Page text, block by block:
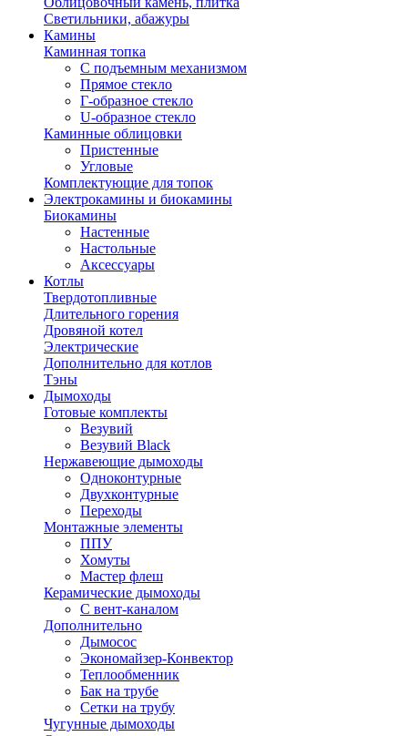
Светильники, абажуры
Камины
Каминная топка
С подъемным механизмом
Прямое стекло
Г-образное стекло
U-образное стекло
Каминные облицовки
Пристенные
Угловые
Комплектующие для топок
Электрокамины и биокамины
Биокамины
Настенные
Настольные
Аксессуары
Котлы
Твердотопливные
Длительного горения
Дровяной котел
Электрические
Дополнительно для котлов
Тэны
Дымоходы
Готовые комплекты
Везувий
Везувий Black
Нержавеющие дымоходы
Одноконтурные
Двухконтурные
Переходы
Монтажные элементы
ППУ
Хомуты
Мастер флеш
Керамические дымоходы
С вент-каналом
Дополнительно
Дымосос
Экономайзер-Конвектор
Теплообменник
Бак на трубе
Сетки на трубу
Чугунные дымоходы